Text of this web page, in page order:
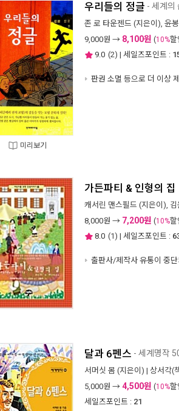
미리보기
우리들의 정글 - 세계의
존 로 타운젠드 (지은이), 윤
9,000원 → 8,100원 (10%할
9.0 (2) | 세일즈포인트 :
판권 소멸 등으로 더 이상
가든파티 & 인형의 집
캐서린 맨스필드 (지은이), 김
8,000원 → 7,200원 (10%할
8.0 (1) | 세일즈포인트 :
출판사/제작사 유통이 중
달과 6펜스 - 세계명작
서머싯 몸 (지은이) | 상서각(
5,000원 → 4,500원 (10%할
세일즈포인트 : 21